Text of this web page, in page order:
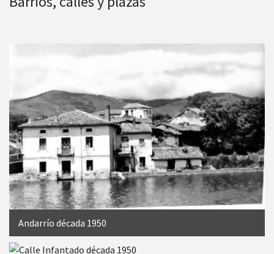
Andarrío década 1950